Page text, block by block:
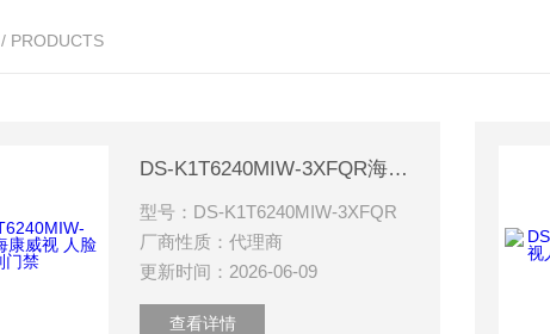
/ PRODUCTS
DS-K1T6240MIW-3XFQR海康威视 人脸识别门禁
型号：DS-K1T6240MIW-3XFQR
厂商性质：代理商
更新时间：2026-06-09
查看详情